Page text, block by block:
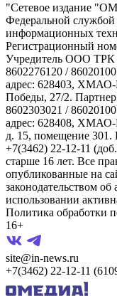
"Сетевое издание
Федеральной службой
информационных
Регистрационный
Учредитель ООО
8602276120 /
адрес: 628403, ХМАО-
Победы, 27/2.
8602303021 /
адрес: 628408, ХМАО-
д. 15, помещение 301.
+7(3462) 22-12-11
старше 16 лет. Все
опубликованные на
законодательством
использовании
Политика обработки
16+
site@in-news.ru
+7(3462) 22-12-11